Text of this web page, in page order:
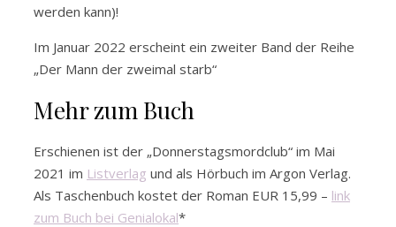
werden kann)!
Im Januar 2022 erscheint ein zweiter Band der Reihe
„Der Mann der zweimal starb“
Mehr zum Buch
Erschienen ist der „Donnerstagsmordclub“ im Mai
2021 im Listverlag und als Hörbuch im Argon Verlag.
Als Taschenbuch kostet der Roman EUR 15,99 – link
zum Buch bei Genialokal*